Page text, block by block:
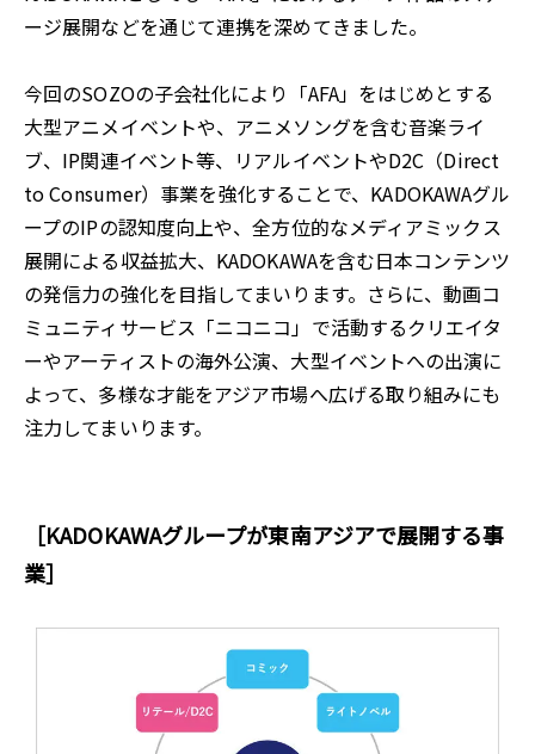
ージ展開などを通じて連携を深めてきました。
今回のSOZOの子会社化により「AFA」をはじめとする
大型アニメイベントや、アニメソングを含む音楽ライ
ブ、IP関連イベント等、リアルイベントやD2C（Direct
to Consumer）事業を強化することで、KADOKAWAグル
ープのIPの認知度向上や、全方位的なメディアミックス
展開による収益拡大、KADOKAWAを含む日本コンテンツ
の発信力の強化を目指してまいります。さらに、動画コ
ミュニティサービス「ニコニコ」で活動するクリエイタ
ーやアーティストの海外公演、大型イベントへの出演に
よって、多様な才能をアジア市場へ広げる取り組みにも
注力してまいります。
［KADOKAWAグループが東南アジアで展開する事
業］